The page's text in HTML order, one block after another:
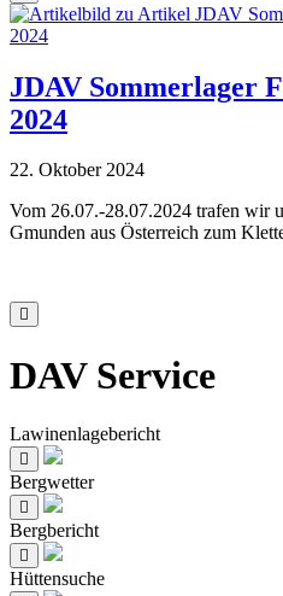
JDAV Sommerlager
2024
22. Oktober 2024
Vom 26.07.-28.07.2024 trafen wir
Gmunden aus Österreich zum
DAV Service
Lawinenlagebericht
Bergwetter
Bergbericht
Hüttensuche